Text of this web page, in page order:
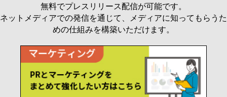
無料でプレスリリース配信が可能です。
ネットメディアでの発信を通じて、メディアに知ってもらうた
めの仕組みを構築いただけます。